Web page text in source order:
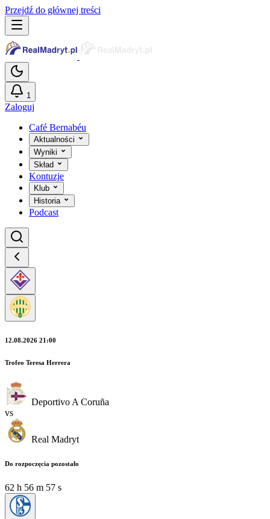
Przejdź do głównej treści
1
Zaloguj
Café Bernabéu
Aktualności
Wyniki
Skład
Kontuzje
Klub
Historia
Podcast
12.08.2026 21:00
Trofeo Teresa Herrera
Deportivo A Coruña
vs
Real Madryt
Do rozpoczęcia pozostało
62 h 56 m 56 s